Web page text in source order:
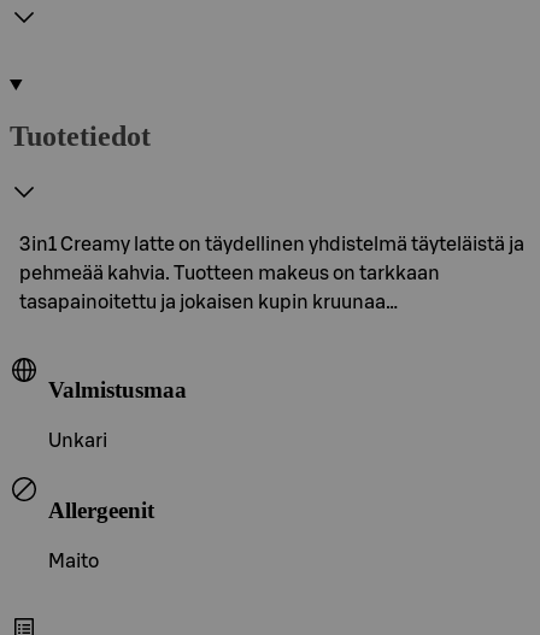
Tuotetiedot
3in1 Creamy latte on täydellinen yhdistelmä täyteläistä ja
pehmeää kahvia. Tuotteen makeus on tarkkaan
tasapainoitettu ja jokaisen kupin kruunaa…
Valmistusmaa
Unkari
Allergeenit
Maito